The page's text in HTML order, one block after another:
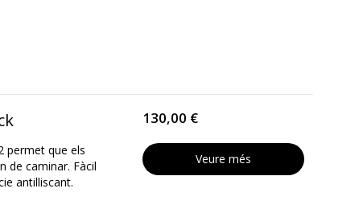
permet que els
de caminar. Fàcil
antilliscant.
130,00 €
Veure més